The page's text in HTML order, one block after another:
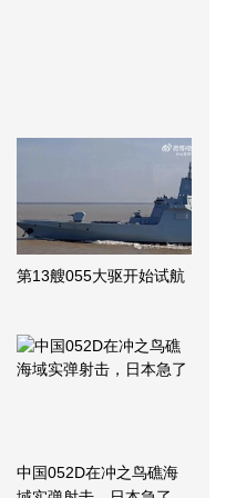
第13艘055大驱开始试航
中国052D在冲之鸟礁海